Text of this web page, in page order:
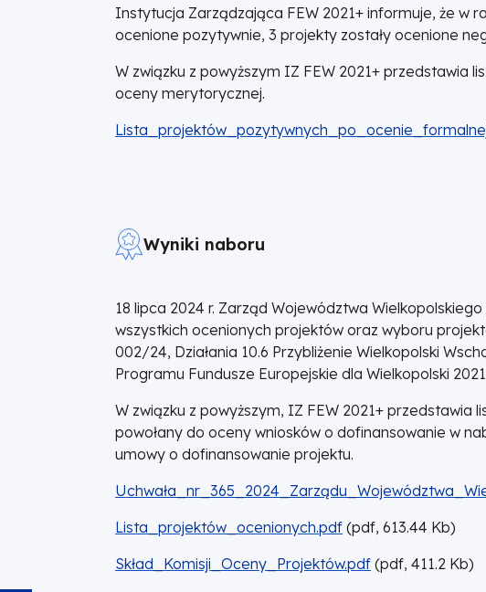
Instytucja Zarządzająca FEW 2021+ informuje, że w
ocenione pozytywnie, 3 projekty zostały ocenione
W związku z powyższym IZ FEW 2021+ przedstawia
oceny merytorycznej.
DOKUMENT
Wyniki naboru
18 lipca 2024 r. Zarząd Województwa
wszystkich ocenionych projektów oraz wyboru
002/24, Działania 10.6 Przybliżenie Wielkopolski
Programu Fundusze Europejskie dla Wielkopolski 2021
W związku z powyższym, IZ FEW 2021+ przedstawia
powołany do oceny wniosków o dofinansowanie w
umowy o dofinansowanie projektu.
DOKUMENT
DOKUMENT
Lista_projektów_ocenionych.pdf (pdf, 613.44 Kb)
DOKUMENT
Skład_Komisji_Oceny_Projektów.pdf (pdf, 411.2 Kb)